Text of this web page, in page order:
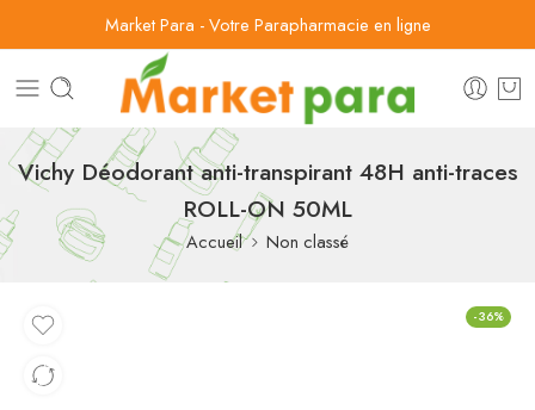
Market Para - Votre Parapharmacie en ligne
Vichy Déodorant anti-transpirant 48H anti-traces
ROLL-ON 50ML
Accueil Non classé
-36%